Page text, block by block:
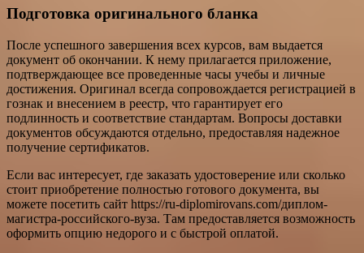
Подготовка оригинального бланка
После успешного завершения всех курсов, вам выдается
документ об окончании. К нему прилагается приложение,
подтверждающее все проведенные часы учебы и личные
достижения. Оригинал всегда сопровождается регистрацией в
гознак и внесением в реестр, что гарантирует его
подлинность и соответствие стандартам. Вопросы доставки
документов обсуждаются отдельно, предоставляя надежное
получение сертификатов.
Если вас интересует, где заказать удостоверение или сколько
стоит приобретение полностью готового документа, вы
можете посетить сайт https://ru-diplomirovans.com/диплом-
магистра-российского-вуза. Там предоставляется возможность
оформить опцию недорого и с быстрой оплатой.